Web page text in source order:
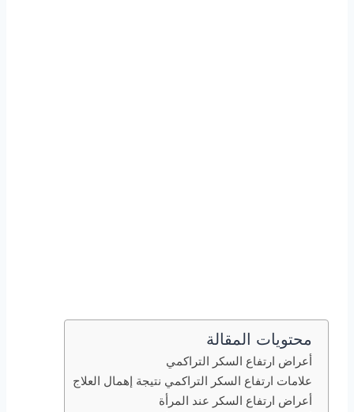
محتويات المقالة
أعراض ارتفاع السكر التراكمي
علامات ارتفاع السكر التراكمي نتيجة إهمال العلاج
أعراض ارتفاع السكر عند المرأة